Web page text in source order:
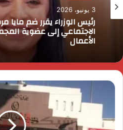
3 يونيو، 2026
رئيس الوزراء يقرر ضم مايا
الاجتماعي إلى عضوية
الأعمال